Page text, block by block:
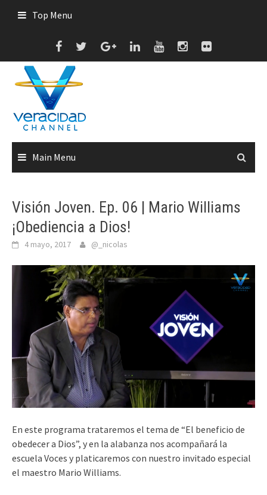
Top Menu
Main Menu
Visión Joven. Ep. 06 | Mario Williams
¡Obediencia a Dios!
4 mayo, 2017 @_nicolas
En este programa trataremos el tema de “El beneficio de
obedecer a Dios”, y en la alabanza nos acompañará la
escuela Voces y platicaremos con nuestro invitado especial
el maestro Mario Williams.